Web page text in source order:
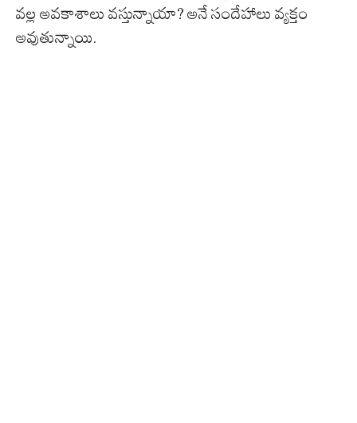
వల్ల అవకాశాలు వస్తున్నాయా? అనే సందేహాలు వ్యక్తం
అవుతున్నాయి.